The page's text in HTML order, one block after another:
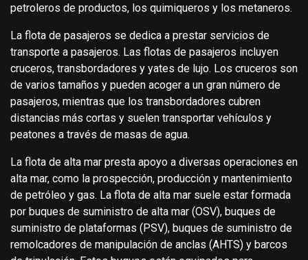
petroleros de productos, los quimiqueros y los metaneros.
La flota de pasajeros se dedica a prestar servicios de
transporte a pasajeros. Las flotas de pasajeros incluyen
cruceros, transbordadores y yates de lujo. Los cruceros son
de varios tamaños y pueden acoger a un gran número de
pasajeros, mientras que los transbordadores cubren
distancias más cortas y suelen transportar vehículos y
peatones a través de masas de agua.
La flota de alta mar presta apoyo a diversas operaciones en
alta mar, como la prospección, producción y mantenimiento
de petróleo y gas. La flota de alta mar suele estar formada
por buques de suministro de alta mar (OSV), buques de
suministro de plataformas (PSV), buques de suministro de
remolcadores de manipulación de anclas (AHTS) y barcos